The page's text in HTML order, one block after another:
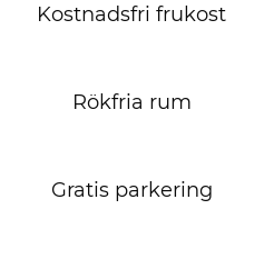
Kostnadsfri frukost
Rökfria rum
Gratis parkering